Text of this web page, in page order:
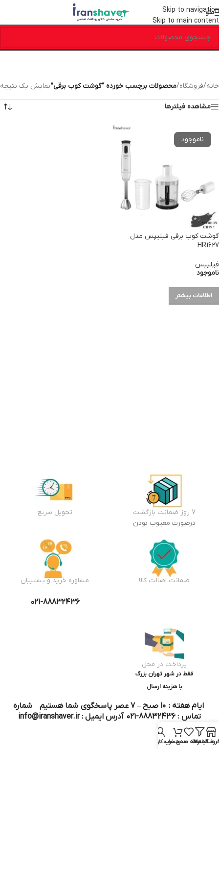
Skip to navigation
Skip to main content
منو
خانه/فروشگاه/محصولات برچسب خورده “گوشت کوب برقی”نمایش یک نتیجه
مشاهده فیلترها
گوشت کوب برقی فیلیپس مدل
HR1627
فیلیپس
ناموجود
اطلاعات بیشتر
7 روز ضمانت بازگشت
درصورت معیوب بودن
تحویل سریع
ضمانت اصالت کالا مشاوره خرید و پشتیبان
021-88832436
پرداخت در محل
فقط در شهر تهران بزرگ
با هزینه ارسال
ایام هفته : ۱۰ صبح – ۷ عصر پاسخگوی شما هستیم شماره
تماس : 88832436-۰۲۱ آدرس ایمیل : info@iranshaver.ir
فروشگاهفیلترها
علاقه مندیسبد خرید
حساب کاربری من